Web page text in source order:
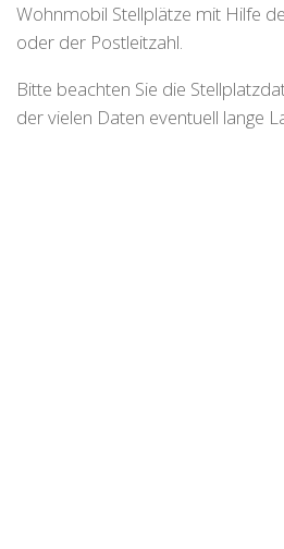
Wohnmobil Stellplätze mit Hilfe
oder der Postleitzahl.
Bitte beachten Sie die
der vielen Daten eventuell lange